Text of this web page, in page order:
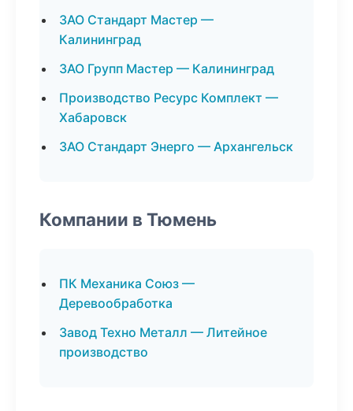
ЗАО Стандарт Мастер —
Калининград
ЗАО Групп Мастер — Калининград
Производство Ресурс Комплект —
Хабаровск
ЗАО Стандарт Энерго — Архангельск
Компании в Тюмень
ПК Механика Союз —
Деревообработка
Завод Техно Металл — Литейное
производство